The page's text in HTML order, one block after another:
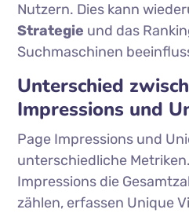
Nutzern. Dies kann
Strategie und das
Suchmaschinen
Unterschied
Impressions und
Page Impressions und
unterschiedliche
Impressions die
zählen, erfassen Unique